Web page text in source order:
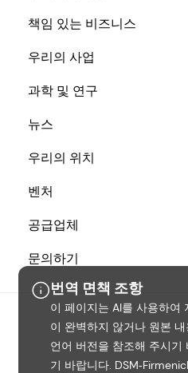
번역 면책 조항
이 페이지는 AI를 사용하여
이 완벽하지 않거나 원본
언어 버전을 참조해 주시기
기 바랍니다.
책임 있는 비즈니스
우리의 사업
과학 및 연구
뉴스
우리의 위치
벤처
공급업체
문의하기